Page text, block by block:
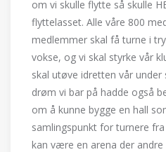
om vi skulle flytte så skulle
flyttelasset. Alle våre 800
medlemmer skal få turne i
vokse, og vi skal styrke vår
skal utøve idretten vår under
drøm vi bar på hadde også
om å kunne bygge en hall
samlingspunkt for turnere
kan være en arena der